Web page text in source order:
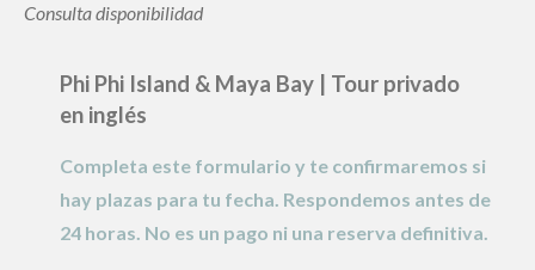
Consulta disponibilidad
Phi Phi Island & Maya Bay | Tour privado
en inglés
Completa este formulario y te confirmaremos si
hay plazas para tu fecha. Respondemos antes de
24 horas. No es un pago ni una reserva definitiva.